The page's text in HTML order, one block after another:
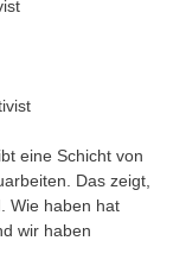
eine Schicht von
Das zeigt,
Wie haben hat
wir haben